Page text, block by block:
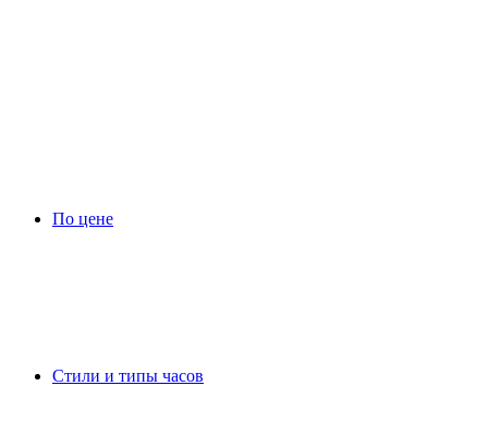
По цене
Стили и типы часов